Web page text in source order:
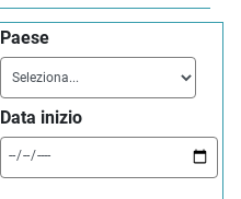
Paese
Data inizio